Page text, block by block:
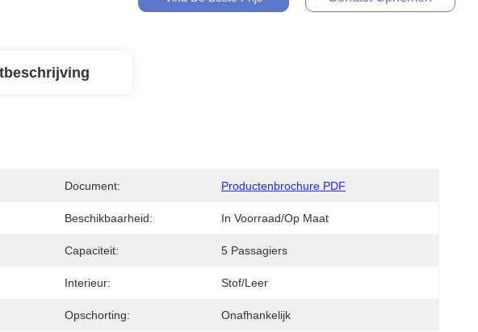
Document: Productenbrochure PDF
Beschikbaarheid: In Voorraad/op Maat
Capaciteit: 5 Passagiers
Interieur: Stof/leer
Opschorting: Onafhankelijk